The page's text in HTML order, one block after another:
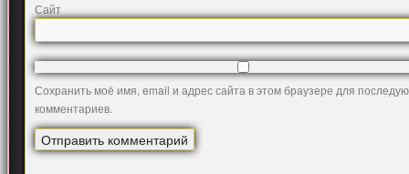
Сайт
Сохранить моё имя, email и адрес сайта в этом браузере для
комментариев.